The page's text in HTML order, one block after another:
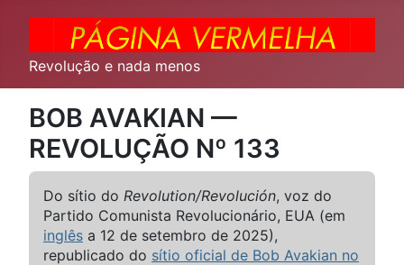
Revolução e nada menos
BOB AVAKIAN —
REVOLUÇÃO Nº 133
Do sítio do Revolution/Revolución, voz do
Partido Comunista Revolucionário, EUA (em
inglês a 12 de setembro de 2025),
republicado do sítio oficial de Bob Avakian no